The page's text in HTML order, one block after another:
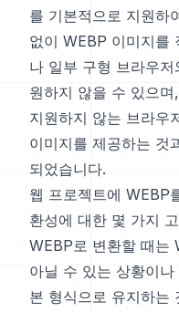
를 기본적으로 지원하
없이 WEBP 이미지를
나 일부 구형 브라우
원하지 않을 수 있으
지원하지 않는 브라우
이미지를 제공하는 것
되었습니다.
웹 프로젝트에 WEBP
환성에 대한 몇 가지
WEBP로 변환할 때는
아닐 수 있는 상황이
본 형식으로 유지하는